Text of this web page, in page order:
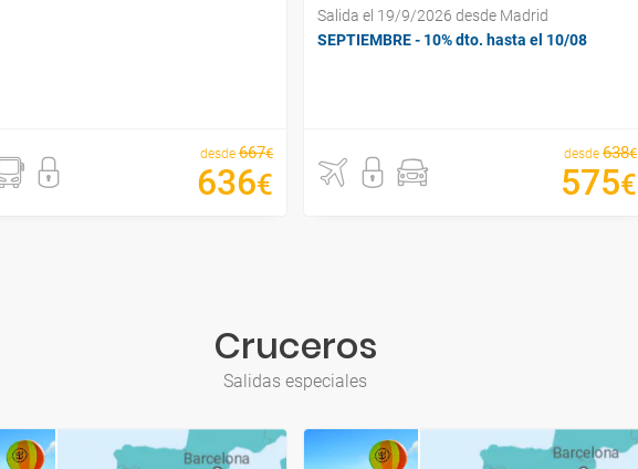
desde 667€
636€
Salida el 19/9/2026 desde Madrid
SEPTIEMBRE - 10% dto. hasta el 10/08
desde 638€
575€
Cruceros
Salidas especiales